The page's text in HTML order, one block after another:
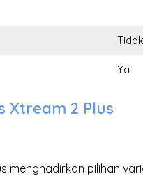
Tidak
Ya
Xtream 2 Plus
menghadirkan pilihan